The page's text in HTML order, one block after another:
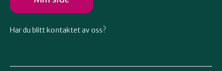
Har du blitt kontaktet av oss?